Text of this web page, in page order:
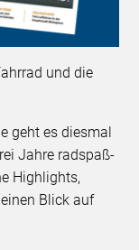
und die
geht es diesmal
Jahre radspaß-
Highlights,
Blick auf